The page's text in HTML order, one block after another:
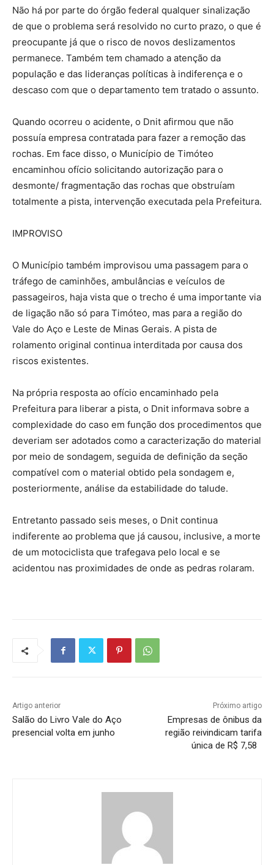
Não há por parte do órgão federal qualquer sinalização
de que o problema será resolvido no curto prazo, o que é
preocupante já que o risco de novos deslizamentos
permanece. Também tem chamado a atenção da
população e das lideranças políticas à indiferença e o
descaso com que o departamento tem tratado o assunto.
Quando ocorreu o acidente, o Dnit afirmou que não
possuía empresa contratada para fazer a remoção das
rochas. Em face disso, o Município de Timóteo
encaminhou ofício solicitando autorização para o
desmonte/ fragmentação das rochas que obstruíam
totalmente a pista, intervenção executada pela Prefeitura.
IMPROVISO
O Município também improvisou uma passagem para o
tráfego de caminhões, ambulâncias e veículos de
passageiros, haja vista que o trecho é uma importante via
de ligação não só para Timóteo, mas para a região do
Vale do Aço e Leste de Minas Gerais. A pista de
rolamento original continua interditada por causa dos
riscos existentes.
Na própria resposta ao ofício encaminhado pela
Prefeitura para liberar a pista, o Dnit informava sobre a
complexidade do caso em função dos procedimentos que
deveriam ser adotados como a caracterização do material
por meio de sondagem, seguida de definição da seção
compatível com o material obtido pela sondagem e,
posteriormente, análise da estabilidade do talude.
Entretanto passado seis meses, o Dnit continua
indiferente ao problema que já causou, inclusive, a morte
de um motociclista que trafegava pelo local e se
acidentou nas proximidades de onde as pedras rolaram.
Artigo anterior
Salão do Livro Vale do Aço
presencial volta em junho
Próximo artigo
Empresas de ônibus da
região reivindicam tarifa
única de R$ 7,58